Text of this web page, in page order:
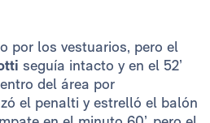
por los vestuarios, pero el
seguía intacto y en el 52’
del área por
el penalti y estrelló el balón